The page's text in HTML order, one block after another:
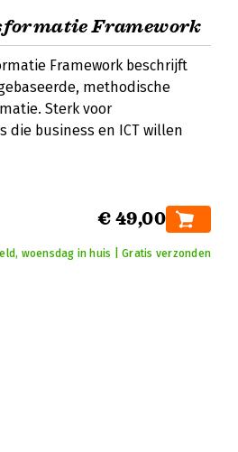
Framework
Framework beschrijft
methodische
Sterk voor
die business en ICT willen
€ 49,00
woensdag in huis | Gratis verzonden